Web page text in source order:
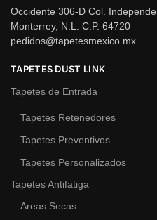
Occidente 306-D Col.
Monterrey, N.L. C.P. 64720
pedidos@tapetesmexico.mx
TAPETES DUST LINK
Tapetes de Entrada
Tapetes Retenedores
Tapetes Preventivos
Tapetes Personalizados
Tapetes Antifatiga
Areas Secas